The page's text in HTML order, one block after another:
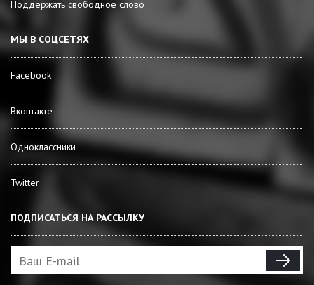
Поддержать свободное слово
МЫ В СОЦСЕТЯХ
Facebook
Вконтакте
Одноклассники
Twitter
ПОДПИСАТЬСЯ НА РАССЫЛКУ